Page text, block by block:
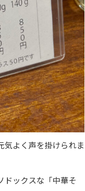
気よく声を掛けられま
ドックスな「中華そ